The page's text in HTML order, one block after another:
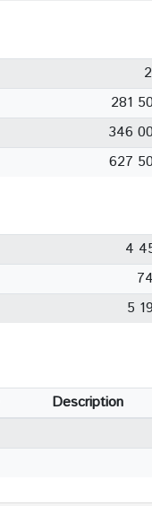
281
346
627
4
5
Description